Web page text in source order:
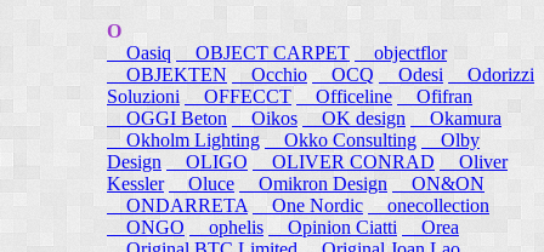
O
Oasiq
OBJECT CARPET
objectflor
OBJEKTEN
Occhio OCQ Odesi
Odorizzi
Soluzioni
OFFECCT Officeline
Ofifran
OGGI Beton
Oikos OK design
Okamura
Okholm Lighting
Okko Consulting
Olby
Design
OLIGO OLIVER CONRAD
Oliver
Kessler
Oluce Omikron Design
ON&ON
ONDARRETA
One Nordic
onecollection
ONGO
ophelis Opinion Ciatti
Orea